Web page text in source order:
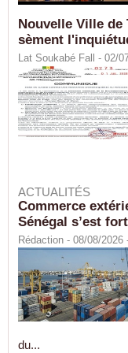
Nouvelle Ville
sèment
Lat Soukabé Fall - 02/
ACTUALITÉS
Commerce
Sénégal s’est
Rédaction - 08/08/2026
du...